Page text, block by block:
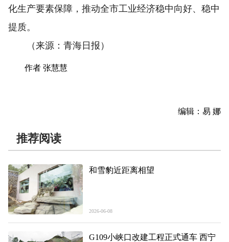
化生产要素保障，推动全市工业经济稳中向好、稳中
提质。
（来源：青海日报）
作者 张慧慧
编辑：易 娜
推荐阅读
和雪豹近距离相望
2026-06-08
G109小峡口改建工程正式通车 西宁